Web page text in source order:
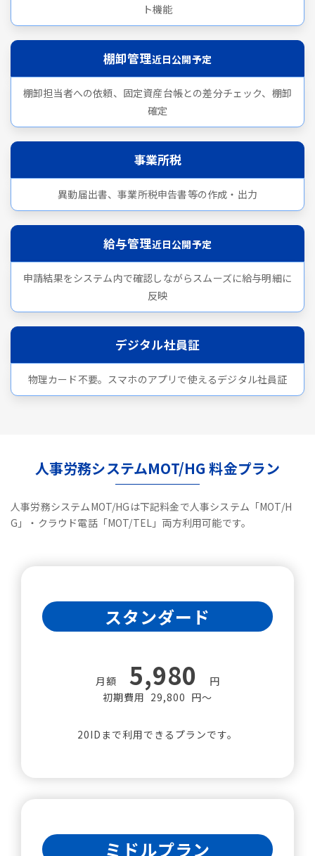
ト機能
棚卸管理近日公開予定
棚卸担当者への依頼、固定資産台帳との差分チェック、棚卸
確定
事業所税
異動届出書、事業所税申告書等の作成・出力
給与管理近日公開予定
申請結果をシステム内で確認しながらスムーズに給与明細に
反映
デジタル社員証
物理カード不要。スマホのアプリで使えるデジタル社員証
人事労務システムMOT/HG 料金プラン
人事労務システムMOT/HGは下記料金で人事システム「MOT/H
G」・クラウド電話「MOT/TEL」両方利用可能です。
スタンダード
月額 5,980
円
初期費用 29,800 円～
20IDまで利用できるプランです。
ミドルプラン